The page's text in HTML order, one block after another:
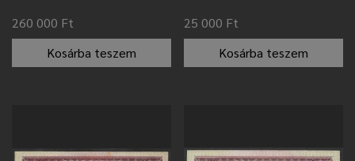
260 000 Ft
Kosárba teszem
25 000 Ft
Kosárba teszem